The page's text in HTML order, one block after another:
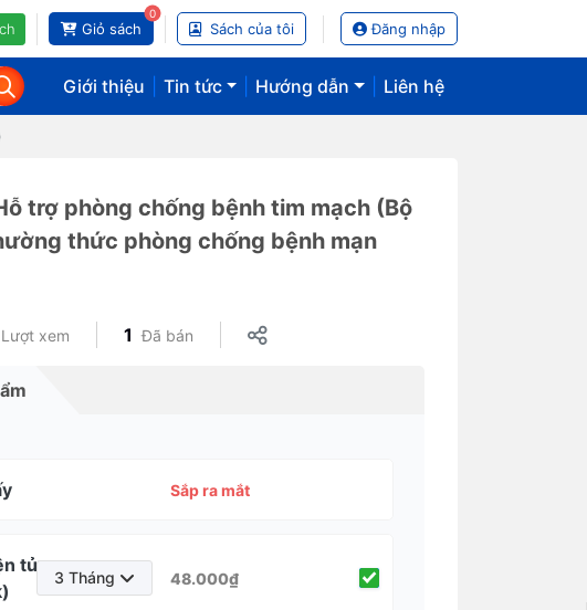
0
Giỏ sách Sách của tôi Đăng nhập
Giới thiệu Tin tức Hướng dẫn Liên hệ
trợ phòng chống bệnh tim mạch (Bộ
thức phòng chống bệnh mạn
Lượt xem 1 Đã bán
Sắp ra mắt
tử
3 Tháng 48.000₫